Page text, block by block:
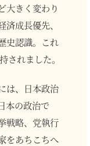
大きく変わり
成長優先、
史認識。これ
されました。
は、日本政治
本の政治で
戦略、党執行
をあちこちへ